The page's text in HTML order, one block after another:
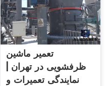
تعمیر ماشین
ظرفشویی در تهران |
نمایندگی تعمیرات و